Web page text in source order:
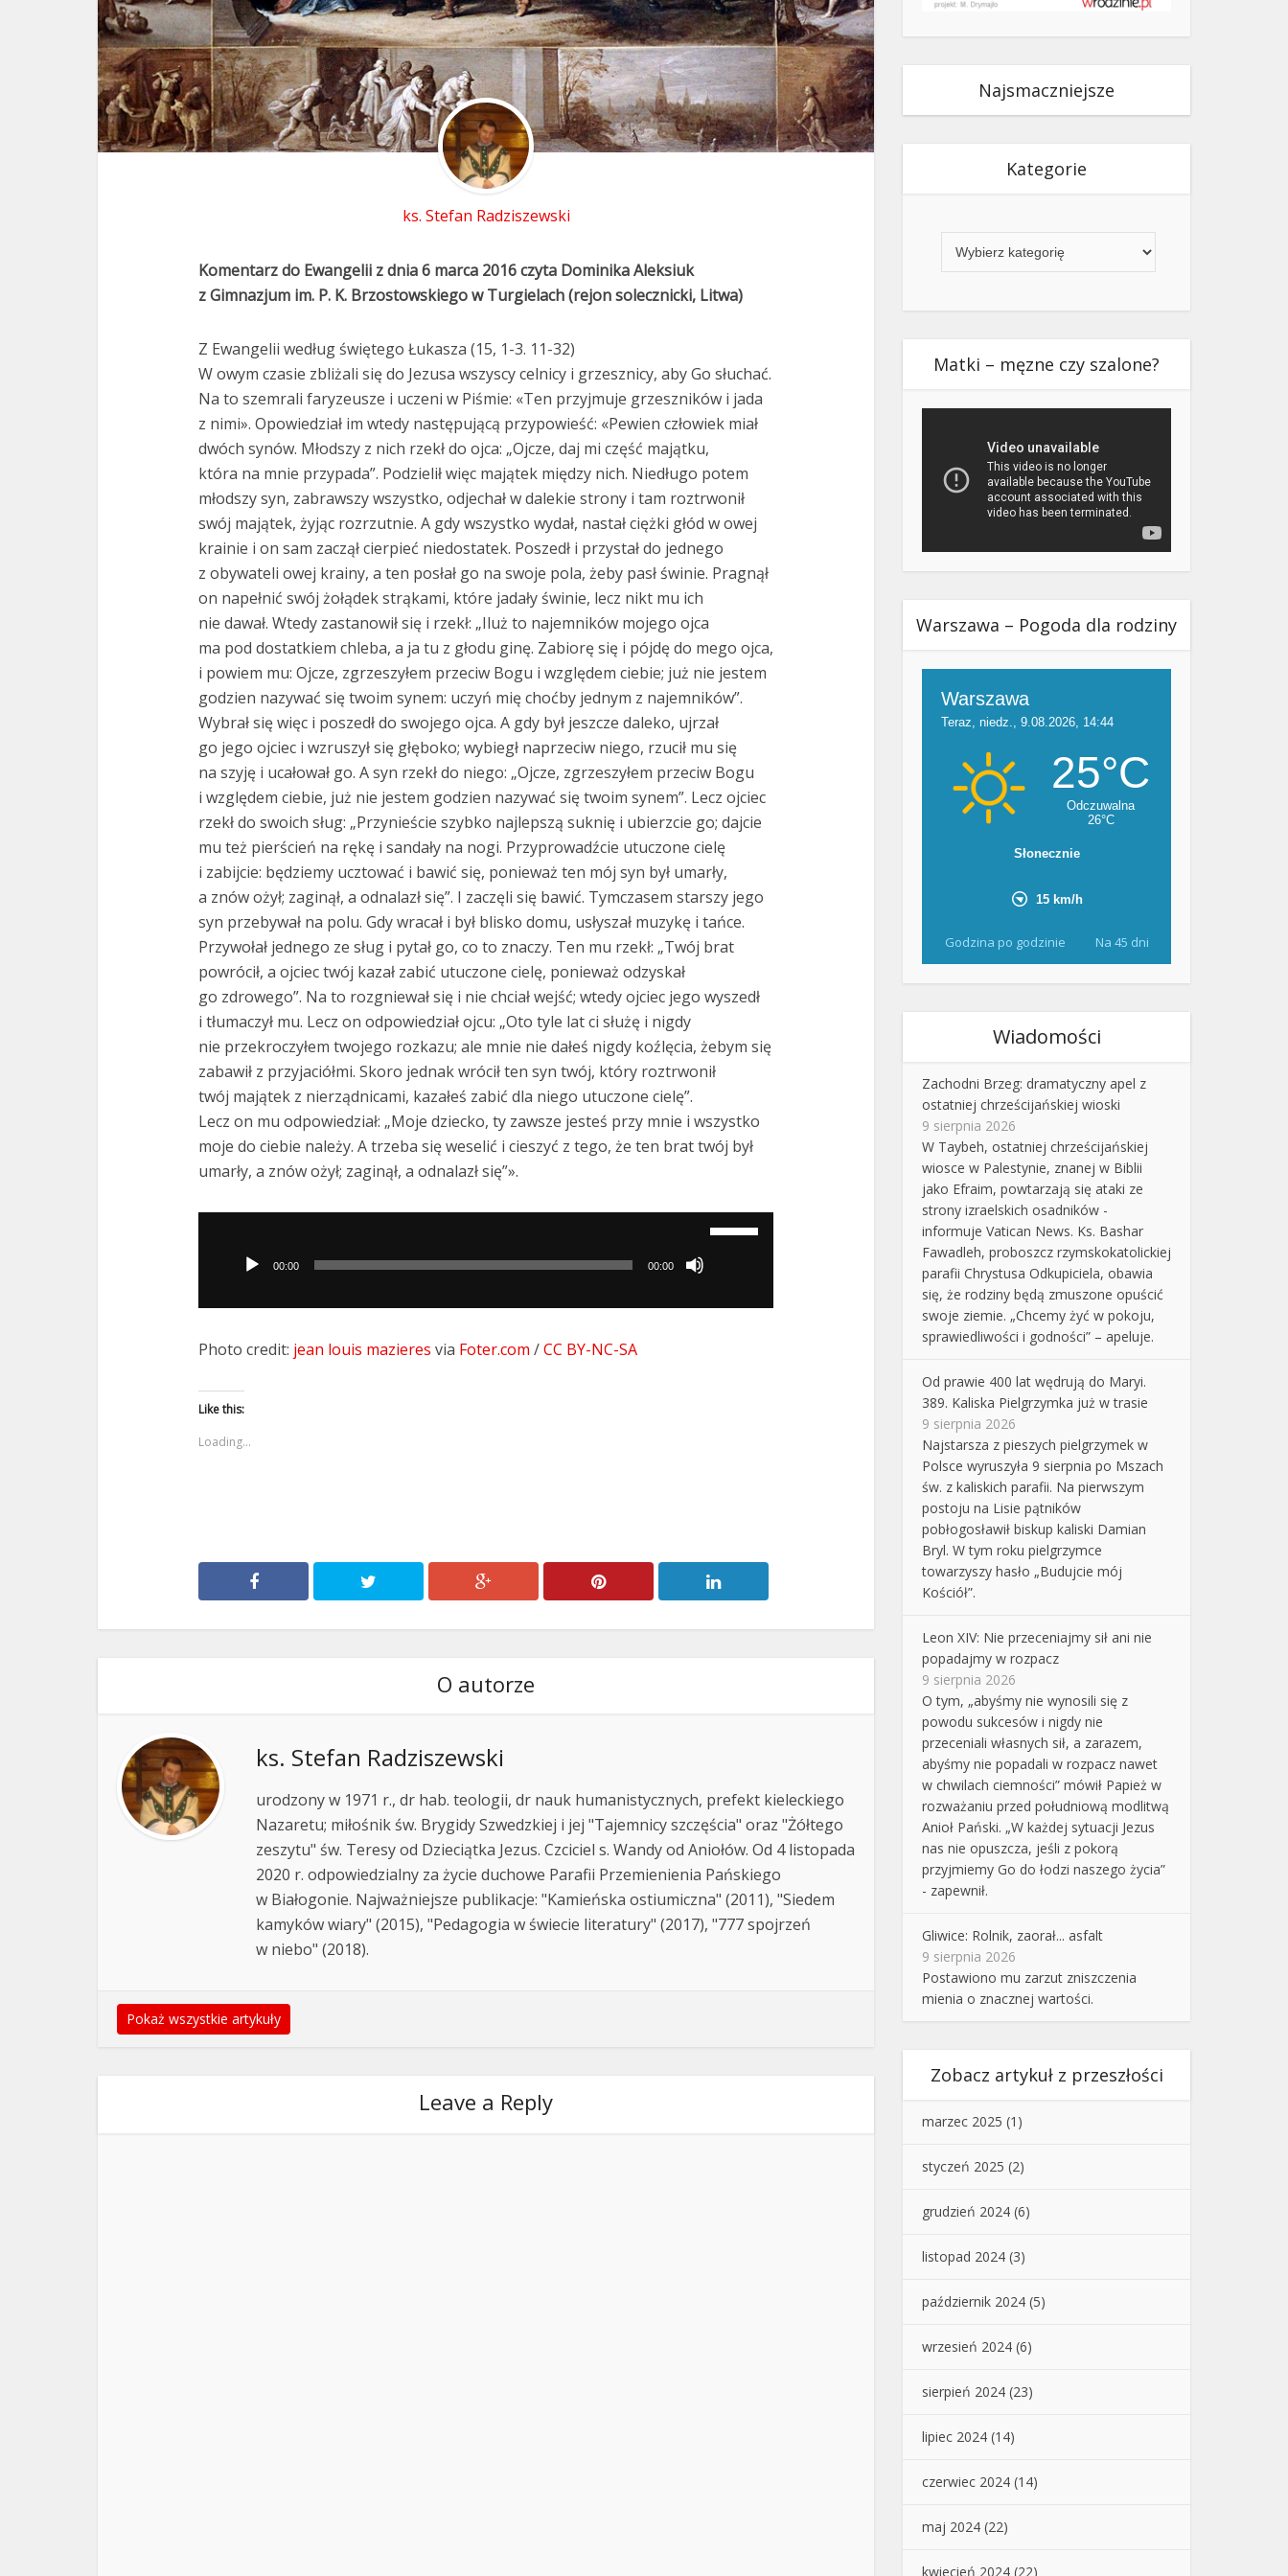
ks. Stefan Radziszewski
Komentarz do Ewangelii z dnia 6 marca 2016 czyta Dominika Aleksiuk
z Gimnazjum im. P. K. Brzostowskiego w Turgielach (rejon solecznicki, Litwa)
Z Ewangelii według świętego Łukasza (15, 1-3. 11-32)
W owym czasie zbliżali się do Jezusa wszyscy celnicy i grzesznicy, aby Go słuchać.
Na to szemrali faryzeusze i uczeni w Piśmie: «Ten przyjmuje grzeszników i jada
z nimi». Opowiedział im wtedy następującą przypowieść: «Pewien człowiek miał
dwóch synów. Młodszy z nich rzekł do ojca: „Ojcze, daj mi część majątku,
która na mnie przypada”. Podzielił więc majątek między nich. Niedługo potem
młodszy syn, zabrawszy wszystko, odjechał w dalekie strony i tam roztrwonił
swój majątek, żyjąc rozrzutnie. A gdy wszystko wydał, nastał ciężki głód w owej
krainie i on sam zaczął cierpieć niedostatek. Poszedł i przystał do jednego
z obywateli owej krainy, a ten posłał go na swoje pola, żeby pasł świnie. Pragnął
on napełnić swój żołądek strąkami, które jadały świnie, lecz nikt mu ich
nie dawał. Wtedy zastanowił się i rzekł: „Iluż to najemników mojego ojca
ma pod dostatkiem chleba, a ja tu z głodu ginę. Zabiorę się i pójdę do mego ojca,
i powiem mu: Ojcze, zgrzeszyłem przeciw Bogu i względem ciebie; już nie jestem
godzien nazywać się twoim synem: uczyń mię choćby jednym z najemników”.
Wybrał się więc i poszedł do swojego ojca. A gdy był jeszcze daleko, ujrzał
go jego ojciec i wzruszył się głęboko; wybiegł naprzeciw niego, rzucił mu się
na szyję i ucałował go. A syn rzekł do niego: „Ojcze, zgrzeszyłem przeciw Bogu
i względem ciebie, już nie jestem godzien nazywać się twoim synem”. Lecz ojciec
rzekł do swoich sług: „Przynieście szybko najlepszą suknię i ubierzcie go; dajcie
mu też pierścień na rękę i sandały na nogi. Przyprowadźcie utuczone cielę
i zabijcie: będziemy ucztować i bawić się, ponieważ ten mój syn był umarły,
a znów ożył; zaginął, a odnalazł się”. I zaczęli się bawić. Tymczasem starszy jego
syn przebywał na polu. Gdy wracał i był blisko domu, usłyszał muzykę i tańce.
Przywołał jednego ze sług i pytał go, co to znaczy. Ten mu rzekł: „Twój brat
powrócił, a ojciec twój kazał zabić utuczone cielę, ponieważ odzyskał
go zdrowego”. Na to rozgniewał się i nie chciał wejść; wtedy ojciec jego wyszedł
i tłumaczył mu. Lecz on odpowiedział ojcu: „Oto tyle lat ci służę i nigdy
nie przekroczyłem twojego rozkazu; ale mnie nie dałeś nigdy koźlęcia, żebym się
zabawił z przyjaciółmi. Skoro jednak wrócił ten syn twój, który roztrwonił
twój majątek z nierządnicami, kazałeś zabić dla niego utuczone cielę”.
Lecz on mu odpowiedział: „Moje dziecko, ty zawsze jesteś przy mnie i wszystko
moje do ciebie należy. A trzeba się weselić i cieszyć z tego, że ten brat twój był
umarły, a znów ożył; zaginął, a odnalazł się”».
dźwiękowych
00:00 00:00
Photo credit: jean louis mazieres via Foter.com /CC BY-NC-SA
Like this:
Loading...
O autorze
ks. Stefan Radziszewski
urodzony w 1971 r., dr hab. teologii, dr nauk humanistycznych, prefekt kieleckiego
Nazaretu; miłośnik św. Brygidy Szwedzkiej i jej "Tajemnicy szczęścia" oraz "Żółtego
zeszytu" św. Teresy od Dzieciątka Jezus. Czciciel s. Wandy od Aniołów. Od 4 listopada
2020 r. odpowiedzialny za życie duchowe Parafii Przemienienia Pańskiego
w Białogonie. Najważniejsze publikacje: "Kamieńska ostiumiczna" (2011), "Siedem
kamyków wiary" (2015), "Pedagogia w świecie literatury" (2017), "777 spojrzeń
w niebo" (2018).
Pokaż wszystkie artykuły
Leave a Reply
Najsmaczniejsze
Kategorie
Matki – męzne czy szalone?
Warszawa – Pogoda dla rodziny
Godzina po godzinie Na 45 dni
Wiadomości
Zachodni Brzeg: dramatyczny apel z
ostatniej chrześcijańskiej wioski
9 sierpnia 2026
W Taybeh, ostatniej chrześcijańskiej
wiosce w Palestynie, znanej w Biblii
jako Efraim, powtarzają się ataki ze
strony izraelskich osadników -
informuje Vatican News. Ks. Bashar
Fawadleh, proboszcz rzymskokatolickiej
parafii Chrystusa Odkupiciela, obawia
się, że rodziny będą zmuszone opuścić
swoje ziemie. „Chcemy żyć w pokoju,
sprawiedliwości i godności” – apeluje.
Od prawie 400 lat wędrują do Maryi.
389. Kaliska Pielgrzymka już w trasie
9 sierpnia 2026
Najstarsza z pieszych pielgrzymek w
Polsce wyruszyła 9 sierpnia po Mszach
św. z kaliskich parafii. Na pierwszym
postoju na Lisie pątników
pobłogosławił biskup kaliski Damian
Bryl. W tym roku pielgrzymce
towarzyszy hasło „Budujcie mój
Kościół”.
Leon XIV: Nie przeceniajmy sił ani nie
popadajmy w rozpacz
9 sierpnia 2026
O tym, „abyśmy nie wynosili się z
powodu sukcesów i nigdy nie
przeceniali własnych sił, a zarazem,
abyśmy nie popadali w rozpacz nawet
w chwilach ciemności” mówił Papież w
rozważaniu przed południową modlitwą
Anioł Pański. „W każdej sytuacji Jezus
nas nie opuszcza, jeśli z pokorą
przyjmiemy Go do łodzi naszego życia”
- zapewnił.
Gliwice: Rolnik, zaorał... asfalt
9 sierpnia 2026
Postawiono mu zarzut zniszczenia
mienia o znacznej wartości.
Zobacz artykuł z przeszłości
marzec 2025 (1)
styczeń 2025 (2)
grudzień 2024 (6)
listopad 2024 (3)
październik 2024 (5)
wrzesień 2024 (6)
sierpień 2024 (23)
lipiec 2024 (14)
czerwiec 2024 (14)
maj 2024 (22)
kwiecień 2024 (22)